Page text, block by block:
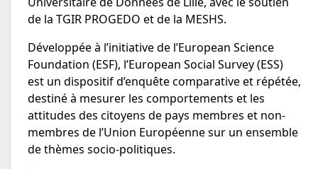
de la TGIR PROGEDO et de la MESHS.
Développée à l’initiative de l’European Science
Foundation (ESF), l’European Social Survey (ESS)
est un dispositif d’enquête comparative et répétée,
destiné à mesurer les comportements et les
attitudes des citoyens de pays membres et non-
membres de l’Union Européenne sur un ensemble
de thèmes socio-politiques.